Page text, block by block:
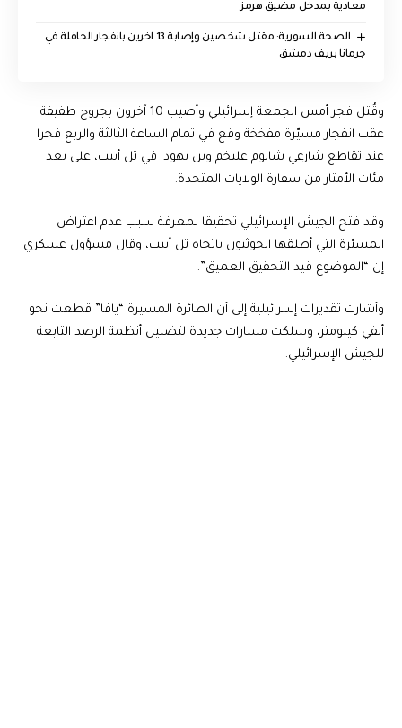
معادية بمدخل مضيق هرمز
الصحة السورية: مقتل شخصين وإصابة 13 اخرين بانفجار الحافلة في
جرمانا بريف دمشق
وقُتل فجر أمس الجمعة إسرائيلي وأصيب 10 آخرون بجروح طفيفة
عقب انفجار مسيّرة مفخخة وقع في تمام الساعة الثالثة والربع فجرا
عند تقاطع شارعي شالوم عليخم وبن يهودا في تل أبيب، على بعد
مئات الأمتار من سفارة الولايات المتحدة.
وقد فتح الجيش الإسرائيلي تحقيقا لمعرفة سبب عدم اعتراض
المسيّرة التي أطلقها الحوثيون باتجاه تل أبيب، وقال مسؤول عسكري
إن “الموضوع قيد التحقيق العميق”.
وأشارت تقديرات إسرائيلية إلى أن الطائرة المسيرة “يافا” قطعت نحو
ألفي كيلومتر، وسلكت مسارات جديدة لتضليل أنظمة الرصد التابعة
للجيش الإسرائيلي.